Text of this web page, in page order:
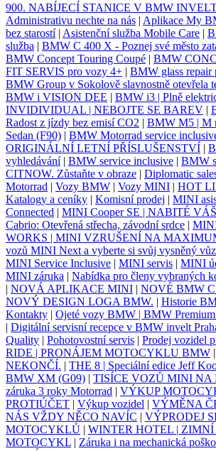
900. NABÍJECÍ STANICE V BMW
Administrativu nechte na nás | Aplikace My
bez starostí| Asistenční služba Mobile Care |
služba | BMW C 400 X - Poznej své město
BMW Concept Touring Coupé | BMW
FIT SERVIS pro vozy 4+ | BMW glass repair
BMW Group v Sokolově slavnostně otevřela
BMW i VISION DEE | BMW i3 | Plně
INVIDIVIDUAL | NEBOJTE SE BAREV |
Radost z jízdy bez emisí CO2 | BMW M5 | M
Sedan (F90) | BMW Motorrad service
ORIGINÁLNÍ LETNÍ PŘÍSLUŠENSTVÍ |
vyhledávání| BMW service inclusive | BMW
CITNOW. Zůstaňte v obraze | Diplomatic
Motorrad | Vozy BMW | Vozy MINI | HOT
Katalogy a ceníky | Komisní prodej | MINI
Connected | MINI Cooper SE | NABITÉ
Cabrio: Otevřená střecha, závodní srdce |
WORKS | MINI VZRUŠENÍ NA
vozů MINI Next a vyberte si svůj vysněný vůz
MINI Service Inclusive | MINI servis | MINI
MINI záruka | Nabídka pro členy vybraných
| NOVÁ APLIKACE MINI | NOVÉ BMW
NOVÝ DESIGN LOGA BMW. | Historie
Kontakty | Ojeté vozy BMW | BMW Premium
| Digitální servisní recepce v BMW invelt
Quality | Pohotovostní servis | Prodej vozidel
RIDE | PRONÁJEM MOTOCYKLU BMW |
NEKONČÍ. | THE 8 | Speciální edice Jeff
BMW XM (G09) | TISÍCE VOZŮ MINI NA
záruka 3 roky Motorrad | VÝKUP
PROTIÚČET | Výkup vozidel | VÝMĚNA
NÁS VŽDY NĚCO NAVÍC | VÝPRODEJ
MOTOCYKLŮ | WINTER HOTEL | ZIMNÍ
MOTOCYKL | Záruka i na mechanická